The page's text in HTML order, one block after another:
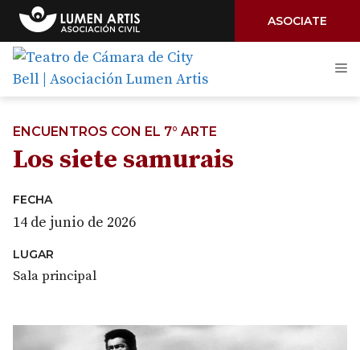
ASOCIATE
Saltar
contenido
ENCUENTROS CON EL 7° ARTE
Los siete samurais
FECHA
14 de junio de 2026
LUGAR
Sala principal